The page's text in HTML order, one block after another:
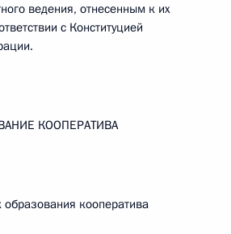
ведения, отнесенным к их
с Конституцией
КООПЕРАТИВА
кооператива